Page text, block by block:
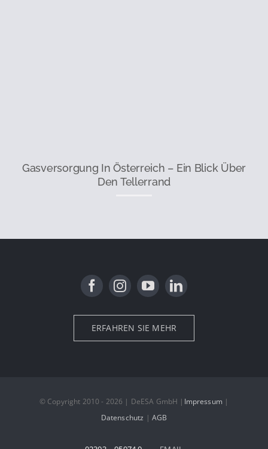
Gasversorgung In Österreich – Ein Blick Über
Den Tellerrand
ERFAHREN SIE MEHR
© Copyright 2010 - 2026 | DeESA GmbH | Impressum |
Datenschutz | AGB